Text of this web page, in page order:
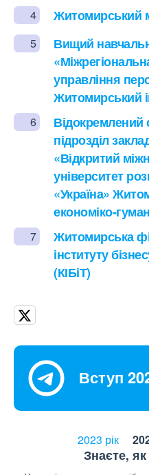
4 Житомирський
5
Вищий
управління
Житомирський
6
Відокремлений
підрозділ
«Відкритий
університет
«Україна»
економіко-
7
Житомирська
інституту
(КІБіТ)
Вступ
2023 рік
Знаєте,